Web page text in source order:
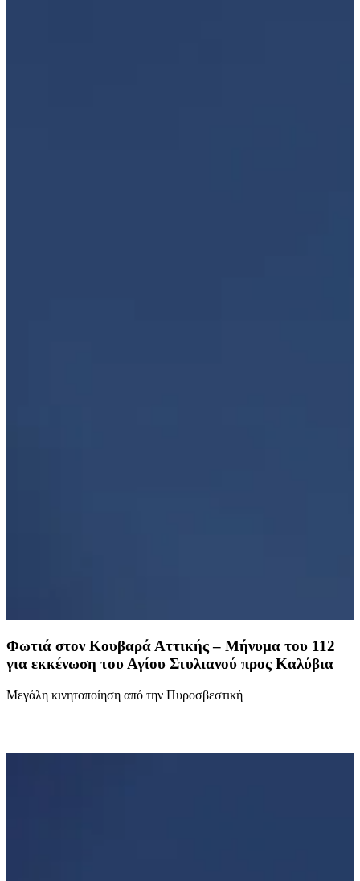
Φωτιά στον Κουβαρά Αττικής – Μήνυμα του 112
για εκκένωση του Αγίου Στυλιανού προς Καλύβια
Μεγάλη κινητοποίηση από την Πυροσβεστική